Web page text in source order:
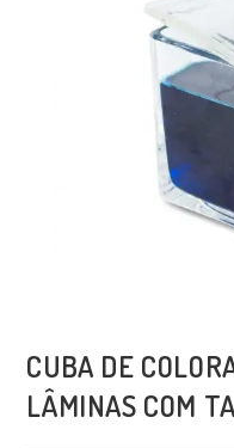
CUBA DE
LÂMINAS COM